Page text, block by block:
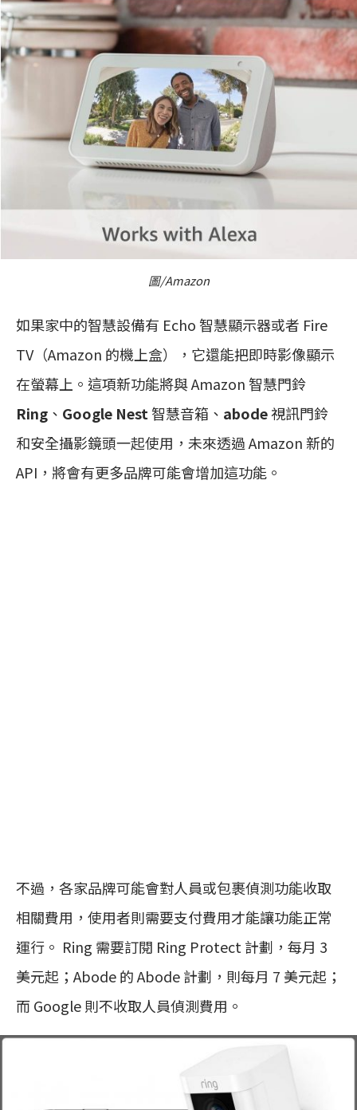
圖/Amazon
如果家中的智慧設備有 Echo 智慧顯示器或者 Fire
TV（Amazon 的機上盒），它還能把即時影像顯示
在螢幕上。這項新功能將與 Amazon 智慧門鈴
Ring 、 Google Nest 智慧音箱、 abode視訊門鈴
和安全攝影鏡頭一起使用，未來透過 Amazon 新的
API，將會有更多品牌可能會增加這功能。
不過，各家品牌可能會對人員或包裹偵測功能收取
相關費用，使用者則需要支付費用才能讓功能正常
運行。 Ring 需要訂閱 Ring Protect 計劃，每月 3
美元起；Abode 的 Abode 計劃，則每月 7 美元起；
而 Google 則不收取人員偵測費用。